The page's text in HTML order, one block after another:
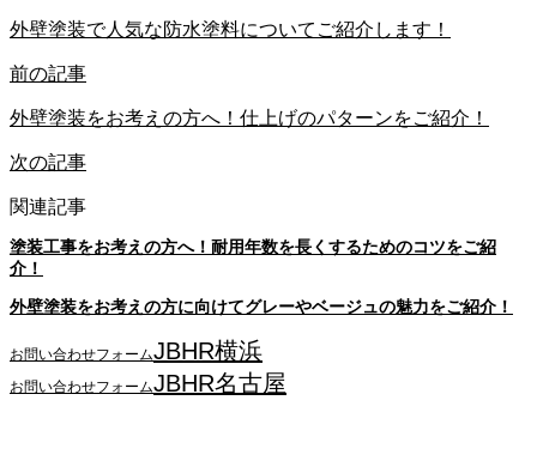
外壁塗装で人気な防水塗料についてご紹介します！
前の記事
外壁塗装をお考えの方へ！仕上げのパターンをご紹介！
次の記事
関連記事
塗装工事をお考えの方へ！耐用年数を長くするためのコツをご紹
介！
外壁塗装をお考えの方に向けてグレーやベージュの魅力をご紹介！
お問い合わせフォームJBHR横浜
お問い合わせフォームJBHR名古屋